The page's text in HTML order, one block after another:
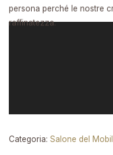
persona perché le nostre
raffinatezza.
Categoria: Salone del